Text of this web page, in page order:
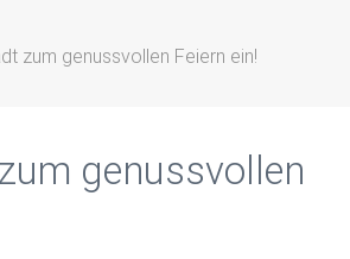
zum genussvollen Feiern ein!
genussvollen